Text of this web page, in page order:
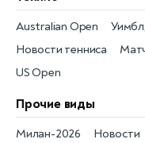
Новости тенниса
Australian Open
US Open
Прочие виды
Новости
Милан-2026